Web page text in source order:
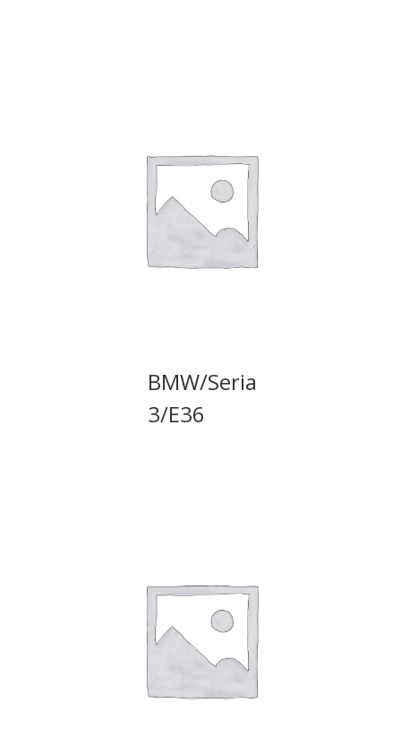
BMW/Seria
3/E36